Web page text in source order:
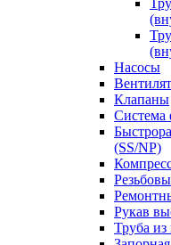
Насосы
Клапаны
Система
(SS/NP)
Рукав
Труба